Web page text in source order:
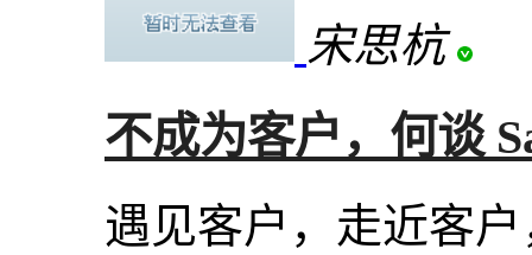
宋思杭
不成为客户，何谈
遇见客户，走近客